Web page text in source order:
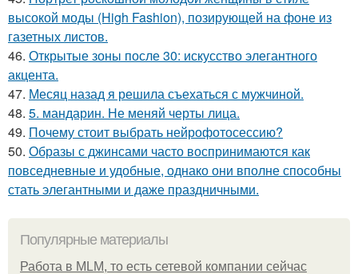
высокой моды (High Fashion), позирующей на фоне из
газетных листов.
46. Открытые зоны после 30: искусство элегантного
акцента.
47. Месяц назад я решила съехаться с мужчиной.
48. 5. мандарин. Не меняй черты лица.
49. Почему стоит выбрать нейрофотосессию?
50. Образы с джинсами часто воспринимаются как
повседневные и удобные, однако они вполне способны
стать элегантными и даже праздничными.
Популярные материалы
Работа в MLM, то есть сетевой компании сейчас